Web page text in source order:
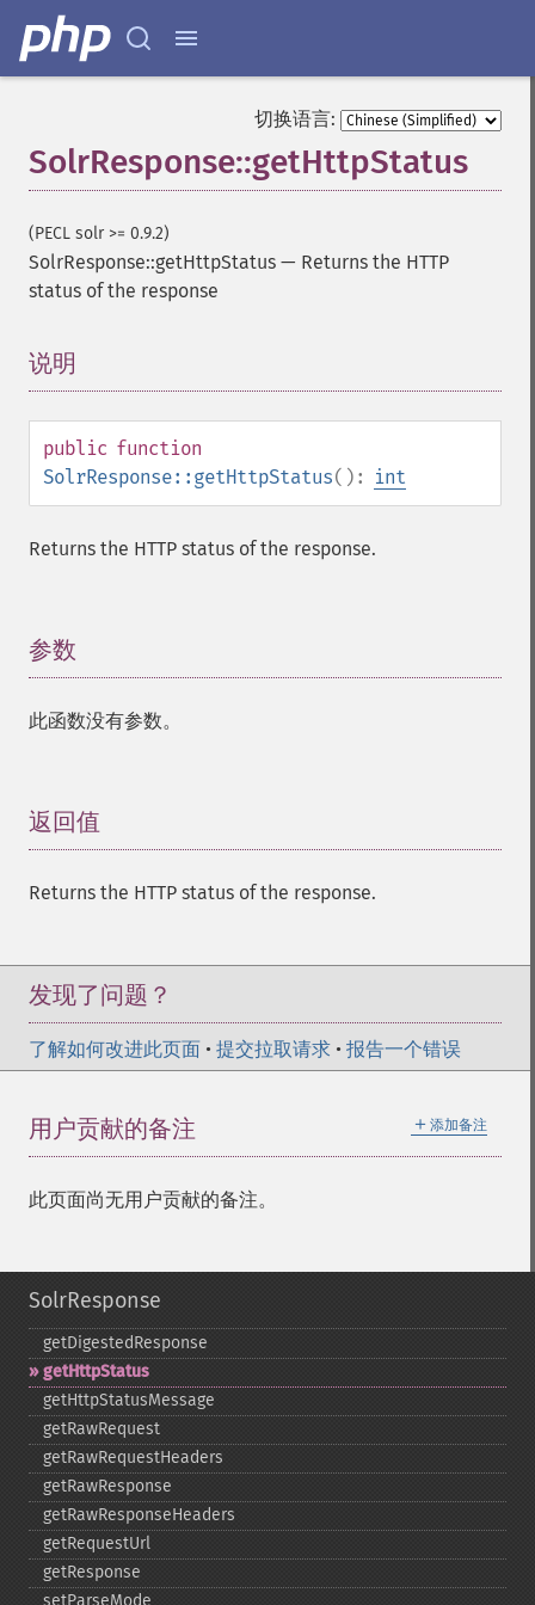
切换语言:
SolrResponse::getHttpStatus
(PECL solr >= 0.9.2)
SolrResponse::getHttpStatus — Returns the HTTP
status of the response
说明
public function
SolrResponse::getHttpStatus(): int
Returns the HTTP status of the response.
参数
此函数没有参数。
返回值
Returns the HTTP status of the response.
发现了问题？
了解如何改进此页面 • 提交拉取请求 • 报告一个错误
＋ 添加备注
用户贡献的备注
此页面尚无用户贡献的备注。
SolrResponse
getDigestedResponse
getHttpStatus
getHttpStatusMessage
getRawRequest
getRawRequestHeaders
getRawResponse
getRawResponseHeaders
getRequestUrl
getResponse
setParseMode